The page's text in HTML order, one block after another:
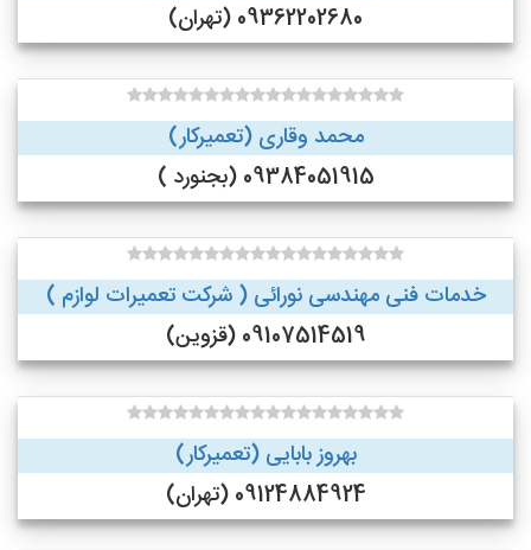
09362202680 (تهران)
محمد وقاری (تعمیرکار)
09384051915 (بجنورد )
خدمات فنی مهندسی نورائی ( شرکت تعمیرات لوازم )
09107514519 (قزوین)
بهروز بابایی (تعمیرکار)
09124884924 (تهران)